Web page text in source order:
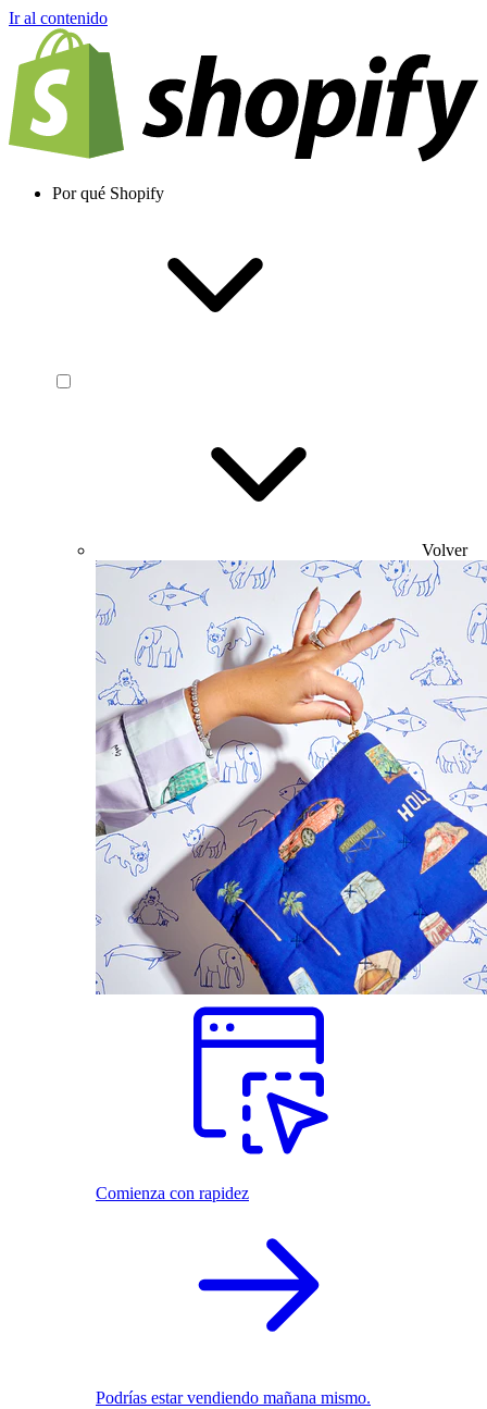
Ir al contenido
Por qué Shopify
Volver
Comienza con rapidez
Podrías estar vendiendo mañana mismo.